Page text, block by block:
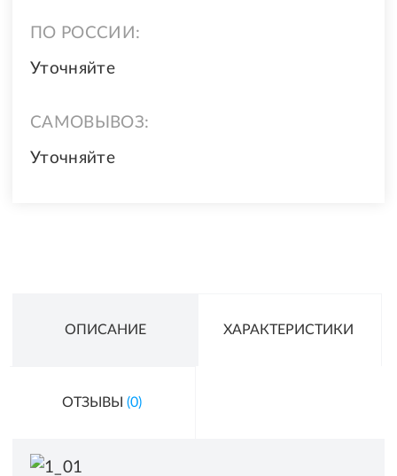
ПО РОССИИ:
Уточняйте
САМОВЫВОЗ:
Уточняйте
ОПИСАНИЕ ХАРАКТЕРИСТИКИ
ОТЗЫВЫ (0)